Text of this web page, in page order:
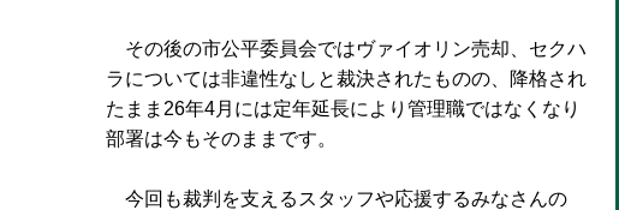
その後の市公平委員会ではヴァイオリン売却、セクハ
ラについては非違性なしと裁決されたものの、降格され
たまま26年4月には定年延長により管理職ではなくなり
部署は今もそのままです。
今回も裁判を支えるスタッフや応援するみなさんの